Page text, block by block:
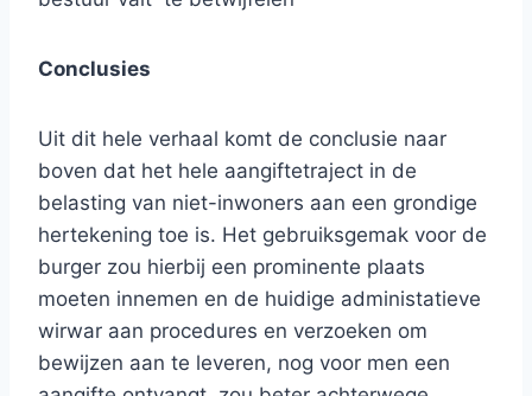
Conclusies
Uit dit hele verhaal komt de conclusie naar
boven dat het hele aangiftetraject in de
belasting van niet-inwoners aan een grondige
hertekening toe is. Het gebruiksgemak voor de
burger zou hierbij een prominente plaats
moeten innemen en de huidige administatieve
wirwar aan procedures en verzoeken om
bewijzen aan te leveren, nog voor men een